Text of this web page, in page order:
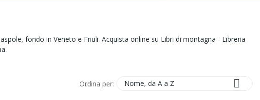
fondo in Veneto e Friuli. Acquista online su Libri di montagna - Libreria
Ordina per: Nome, da A a Z 